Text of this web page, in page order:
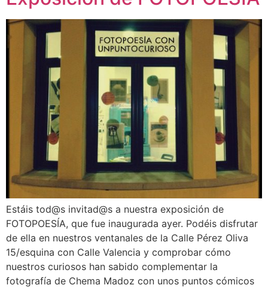
Estáis tod@s invitad@s a nuestra exposición de
FOTOPOESÍA, que fue inaugurada ayer. Podéis disfrutar
de ella en nuestros ventanales de la Calle Pérez Oliva
15/esquina con Calle Valencia y comprobar cómo
nuestros curiosos han sabido complementar la
fotografía de Chema Madoz con unos puntos cómicos